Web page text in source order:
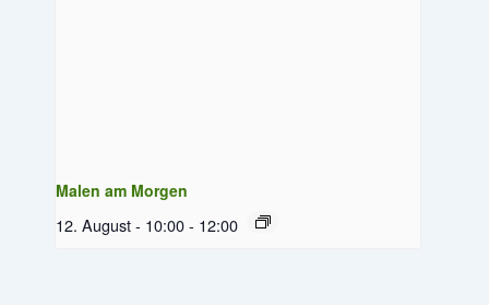
Malen am Morgen
12. August - 10:00- 12:00